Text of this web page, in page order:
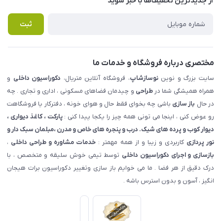
راهنما
پرسش های متداول
ثبت
مختصری درباره فروشگاه و خدمات ما
سایت بزرگ و نویننوسازشاپ، فروشگاه آنلاین متریال، دکوراسیون داخلی و
همراه همیشگی شما درطراحی و چیدمان فضاهای مسکونی ، اداری و تجاری . چه
در حال باز سازی باشی چه بخوای فقط حال و هوای خونه ، دفترکار یا فروشگاهت
رو عوض کنی ، اینجا می تونی همه چیز را یکجا پیدا کنی :پارکت ، کاغذ دیواری ،
دیوار کوب و پرده های شیک. درب و پنجره های خاص و مدرن ،مبلمان سبک دار و
نور پردازی کاربردی و زیبا و از همه مهمتر : خدمات مشاوره و طراحی داخلی ،
بازسازی و اجرای دکوراسیون داخلی توسط تیمی خوش سلیقه و متخصص ، با
درک دقیق از هر فضا . ما می خوایم باز سازی وتغییر دکوراسیون برات هیجان
انگیز ، آسون و بدون استرس باشه .